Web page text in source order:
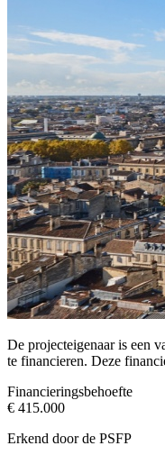
De projecteigenaar is een
te financieren. Deze
Financieringsbehoefte
€ 415.000
Erkend door de PSFP